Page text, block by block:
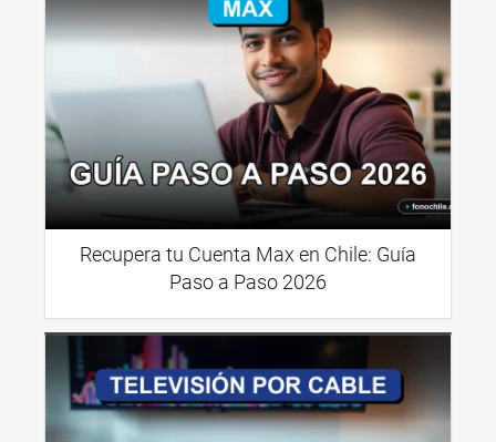
Recupera tu Cuenta Max en Chile: Guía
Paso a Paso 2026